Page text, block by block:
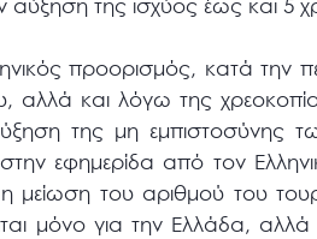
προορισμός, κατά την
αλλά και λόγω της
της μη εμπιστοσύνης
εφημερίδα από τον
η μείωση του αριθμού του
μόνο για την Ελλάδα, αλλά